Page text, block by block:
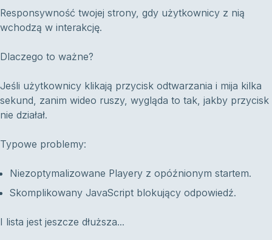
Responsywność twojej strony, gdy użytkownicy z nią
wchodzą w interakcję.
Dlaczego to ważne?
Jeśli użytkownicy klikają przycisk odtwarzania i mija kilka
sekund, zanim wideo ruszy, wygląda to tak, jakby przycisk
nie działał.
Typowe problemy:
Niezoptymalizowane Playery z opóźnionym startem.
Skomplikowany JavaScript blokujący odpowiedź.
I lista jest jeszcze dłuższa...